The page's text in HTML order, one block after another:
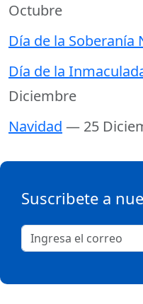
Octubre
Día de la Soberanía
Día de la
Diciembre
Navidad — 25
Suscribete a